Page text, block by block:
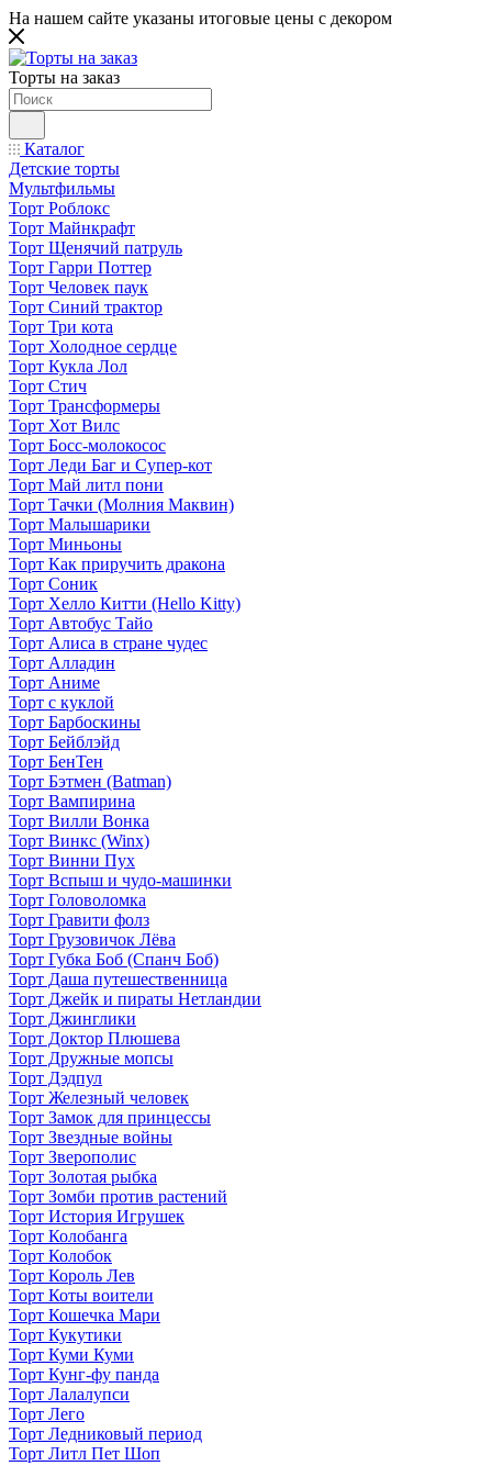
На нашем сайте указаны итоговые цены с декором
Торты на заказ
Каталог
Детские торты
Мультфильмы
Торт Роблокс
Торт Майнкрафт
Торт Щенячий патруль
Торт Гарри Поттер
Торт Человек паук
Торт Синий трактор
Торт Три кота
Торт Холодное сердце
Торт Кукла Лол
Торт Стич
Торт Трансформеры
Торт Хот Вилс
Торт Босс-молокосос
Торт Леди Баг и Супер-кот
Торт Май литл пони
Торт Тачки (Молния Маквин)
Торт Малышарики
Торт Миньоны
Торт Как приручить дракона
Торт Соник
Торт Хелло Китти (Hello Kitty)
Торт Автобус Тайо
Торт Алиса в стране чудес
Торт Алладин
Торт Аниме
Торт с куклой
Торт Барбоскины
Торт Бейблэйд
Торт БенТен
Торт Бэтмен (Batman)
Торт Вампирина
Торт Вилли Вонка
Торт Винкс (Winx)
Торт Винни Пух
Торт Вспыш и чудо-машинки
Торт Головоломка
Торт Гравити фолз
Торт Грузовичок Лёва
Торт Губка Боб (Спанч Боб)
Торт Даша путешественница
Торт Джейк и пираты Нетландии
Торт Джинглики
Торт Доктор Плюшева
Торт Дружные мопсы
Торт Дэдпул
Торт Железный человек
Торт Замок для принцессы
Торт Звездные войны
Торт Зверополис
Торт Золотая рыбка
Торт Зомби против растений
Торт История Игрушек
Торт Колобанга
Торт Колобок
Торт Король Лев
Торт Коты воители
Торт Кошечка Мари
Торт Кукутики
Торт Куми Куми
Торт Кунг-фу панда
Торт Лалалупси
Торт Лего
Торт Ледниковый период
Торт Литл Пет Шоп